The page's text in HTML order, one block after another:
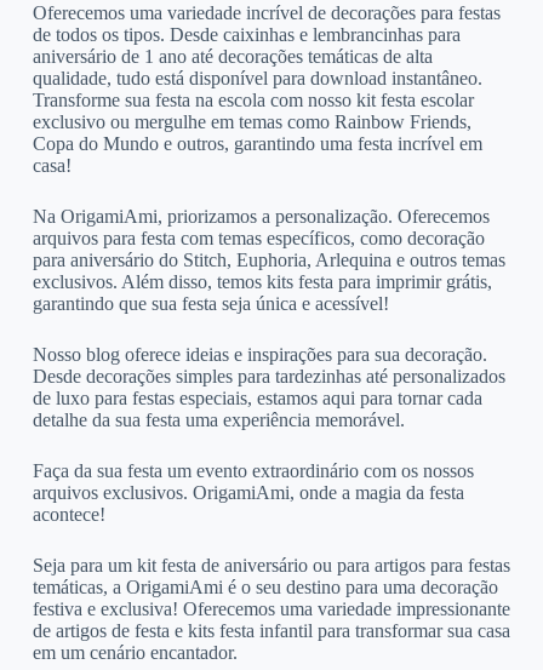
Oferecemos uma variedade incrível de decorações para festas
de todos os tipos. Desde caixinhas e lembrancinhas para
aniversário de 1 ano até decorações temáticas de alta
qualidade, tudo está disponível para download instantâneo.
Transforme sua festa na escola com nosso kit festa escolar
exclusivo ou mergulhe em temas como Rainbow Friends,
Copa do Mundo e outros, garantindo uma festa incrível em
casa!
Na OrigamiAmi, priorizamos a personalização. Oferecemos
arquivos para festa com temas específicos, como decoração
para aniversário do Stitch, Euphoria, Arlequina e outros temas
exclusivos. Além disso, temos kits festa para imprimir grátis,
garantindo que sua festa seja única e acessível!
Nosso blog oferece ideias e inspirações para sua decoração.
Desde decorações simples para tardezinhas até personalizados
de luxo para festas especiais, estamos aqui para tornar cada
detalhe da sua festa uma experiência memorável.
Faça da sua festa um evento extraordinário com os nossos
arquivos exclusivos. OrigamiAmi, onde a magia da festa
acontece!
Seja para um kit festa de aniversário ou para artigos para festas
temáticas, a OrigamiAmi é o seu destino para uma decoração
festiva e exclusiva! Oferecemos uma variedade impressionante
de artigos de festa e kits festa infantil para transformar sua casa
em um cenário encantador.